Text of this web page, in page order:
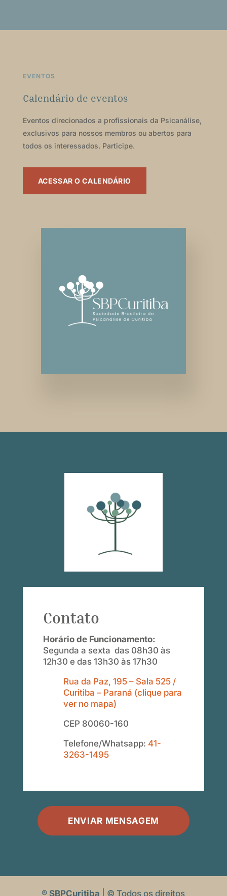
EVENTOS
Calendário de eventos
Eventos direcionados a profissionais da Psicanálise,
exclusivos para nossos membros ou abertos para
todos os interessados. Participe.
ACESSAR O CALENDÁRIO
Contato
Horário de Funcionamento:
Segunda a sexta das 08h30 às
12h30 e das 13h30 às 17h30
Rua da Paz, 195 – Sala 525 /
Curitiba – Paraná (clique para
ver no mapa)
CEP 80060-160
Telefone/Whatsapp: 41-
3263-1495
ENVIAR MENSAGEM
®SBPCuritiba | © Todos os direitos